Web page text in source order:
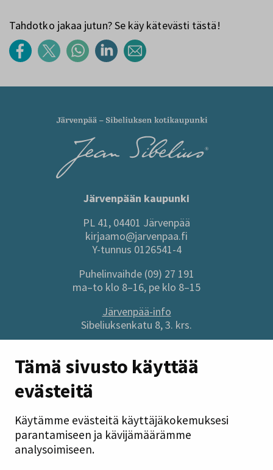
Tämä sivusto käyttää
evästeitä
Käytämme evästeitä käyttäjäkokemuksesi
parantamiseen ja kävijämäärämme
analysoimiseen.
Tahdotko jakaa jutun? Se käy kätevästi tästä!
Järvenpään kaupunki
PL 41, 04401 Järvenpää
kirjaamo@jarvenpaa.fi
Y-tunnus 0126541-4
Puhelinvaihde (09) 27 191
ma–to klo 8–16, pe klo 8–15
Järvenpää-info
Sibeliuksenkatu 8, 3. krs.
Sivuston pikalinkit
Anna palautetta
Tilaa uutiskirje
Tietosuoja